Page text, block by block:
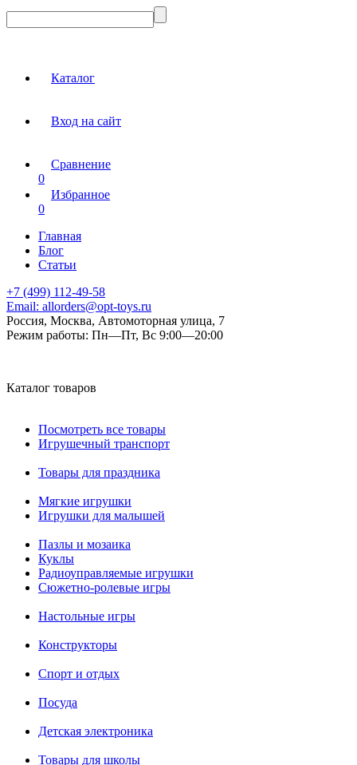
Каталог
Вход на сайт
Сравнение
0
Избранное
0
Главная
Блог
Статьи
+7 (499) 112-49-58
Email: allorders@opt-toys.ru
Россия, Москва, Автомоторная улица, 7
Режим работы: Пн—Пт, Вс 9:00—20:00
Каталог товаров
Посмотреть все товары
Игрушечный транспорт
Товары для праздника
Мягкие игрушки
Игрушки для малышей
Пазлы и мозаика
Куклы
Радиоуправляемые игрушки
Сюжетно-ролевые игры
Настольные игры
Конструкторы
Спорт и отдых
Посуда
Детская электроника
Товары для школы